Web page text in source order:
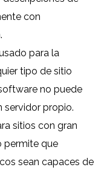
con
para la
tipo de sitio
no puede
servidor propio.
sitios con gran
permite que
sean capaces de